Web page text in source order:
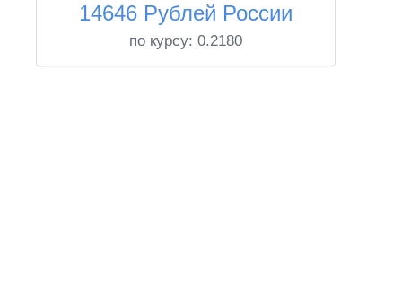
14646 Рублей России
по курсу: 0.2180